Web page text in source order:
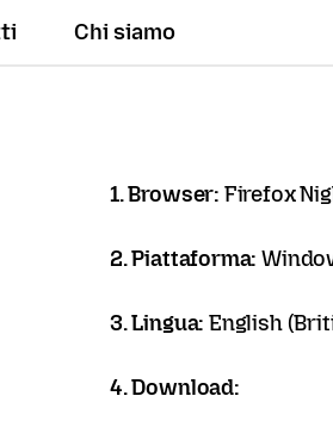
Chi siamo
1. Browser: Firefox
2. Piattaforma:
3. Lingua:English
4. Download: